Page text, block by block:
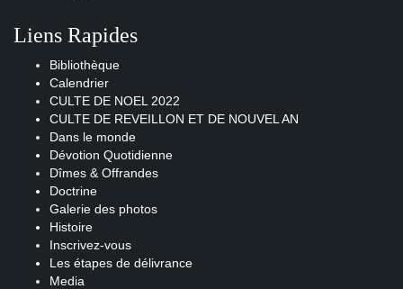
Liens Rapides
Bibliothèque
Calendrier
CULTE DE NOEL 2022
CULTE DE REVEILLON ET DE NOUVEL AN
Dans le monde
Dévotion Quotidienne
Dîmes & Offrandes
Doctrine
Galerie des photos
Histoire
Inscrivez-vous
Les étapes de délivrance
Media